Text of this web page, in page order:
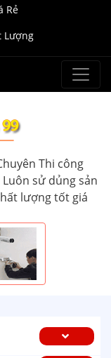
Rẻ
Lượng
Thi công
sử dủng sản
lượng tốt giá